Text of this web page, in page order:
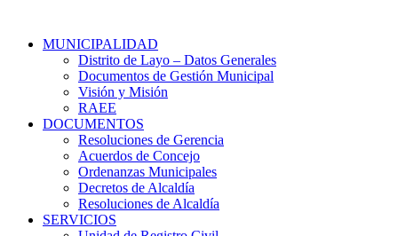
MUNICIPALIDAD
Distrito de Layo – Datos Generales
Documentos de Gestión Municipal
Visión y Misión
RAEE
DOCUMENTOS
Resoluciones de Gerencia
Acuerdos de Concejo
Ordenanzas Municipales
Decretos de Alcaldía
Resoluciones de Alcaldía
SERVICIOS